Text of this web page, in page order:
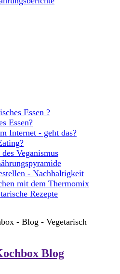
Essen ?
Essen?
Internet - geht das?
Veganismus
- Nachhaltigkeit
mit dem Thermomix
Rezepte
Blog